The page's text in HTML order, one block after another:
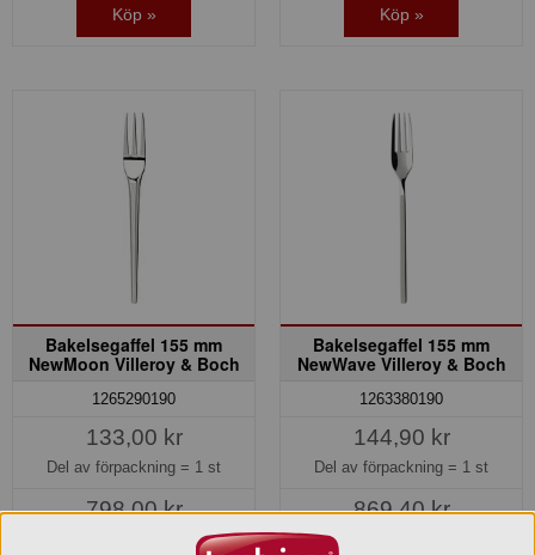
Köp » Köp »
Bakelsegaffel 155 mm
NewMoon Villeroy & Boch
1265290190
133,00 kr
Del av förpackning = 1 st
798,00 kr
6*1 st
Bakelsegaffel 155 mm
NewWave Villeroy & Boch
1263380190
144,90 kr
Del av förpackning = 1 st
869,40 kr
Hel förpackning =